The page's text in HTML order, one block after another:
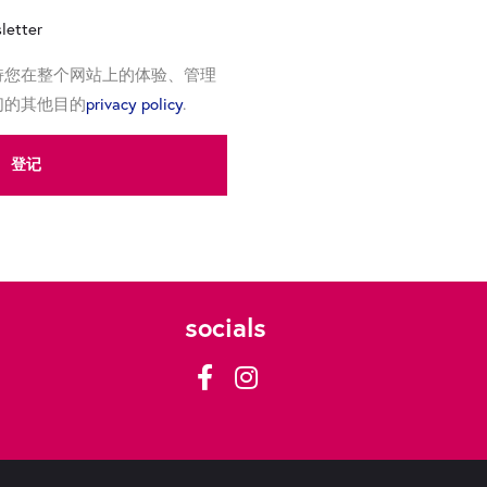
在整个网站上的体验、管理
其他目的privacy policy.
登记
socials